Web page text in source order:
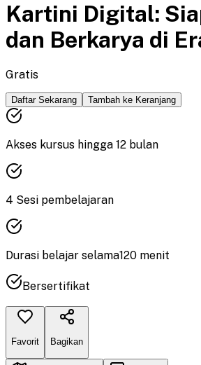
Kartini Digital:
dan Berkarya di
Gratis
Daftar Sekarang Tambah ke Keranjang
Akses kursus hingga 12 bulan
4 Sesi pembelajaran
Durasi belajar selama120 menit
Bersertifikat
Favorit Bagikan